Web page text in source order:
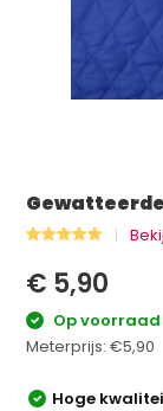
€ 5,90
Op voorraad
Meterprijs:€5,90
Hoge